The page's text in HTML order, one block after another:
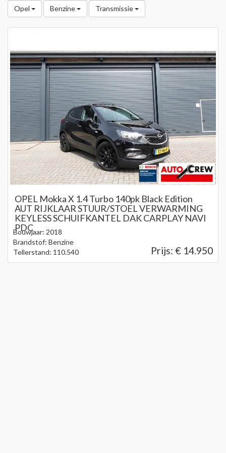
Opel Benzine Transmissie
OPEL Mokka X 1.4 Turbo 140pk Black Edition
AUT RIJKLAAR STUUR/STOEL VERWARMING
KEYLESS SCHUIFKANTEL DAK CARPLAY NAVI
PDC
Bouwjaar: 2018
Brandstof: Benzine
Tellerstand: 110.540
Prijs: € 14.950